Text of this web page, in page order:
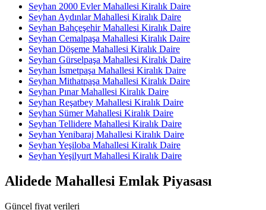
Seyhan 2000 Evler Mahallesi Kiralık Daire
Seyhan Aydınlar Mahallesi Kiralık Daire
Seyhan Bahçeşehir Mahallesi Kiralık Daire
Seyhan Cemalpaşa Mahallesi Kiralık Daire
Seyhan Döşeme Mahallesi Kiralık Daire
Seyhan Gürselpaşa Mahallesi Kiralık Daire
Seyhan İsmetpaşa Mahallesi Kiralık Daire
Seyhan Mithatpaşa Mahallesi Kiralık Daire
Seyhan Pınar Mahallesi Kiralık Daire
Seyhan Reşatbey Mahallesi Kiralık Daire
Seyhan Sümer Mahallesi Kiralık Daire
Seyhan Tellidere Mahallesi Kiralık Daire
Seyhan Yenibaraj Mahallesi Kiralık Daire
Seyhan Yeşiloba Mahallesi Kiralık Daire
Seyhan Yeşilyurt Mahallesi Kiralık Daire
Alidede Mahallesi Emlak Piyasası
Güncel fiyat verileri